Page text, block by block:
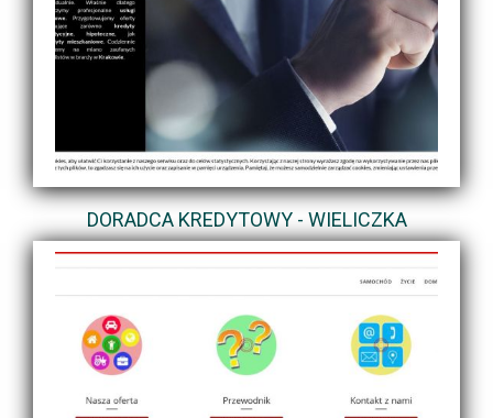
DORADCA KREDYTOWY - WIELICZKA